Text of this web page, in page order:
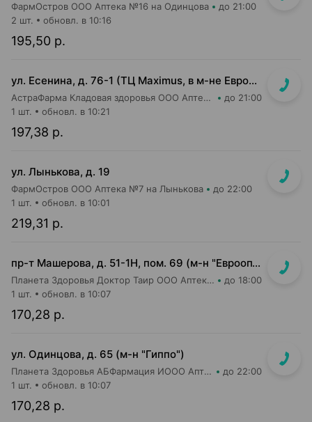
ФармОстров ООО Аптека №16 на Одинцова до 21:00
195,50 р.
2 шт. обновл. в 10:16
ул. Есенина, д. 76-1 (ТЦ Maximus, в м-не Евроопт Super)
АстраФарма Кладовая здоровья ООО Аптека №9 до 21:00
197,38 р.
1 шт. обновл. в 10:21
ул. Лынькова, д. 19
ФармОстров ООО Аптека №7 на Лынькова до 22:00
219,31 р.
1 шт. обновл. в 10:01
пр-т Машерова, д. 51-1Н, пом. 69 (м-н "Евроопт")
Планета Здоровья Доктор Таир ООО Аптека №8 до 18:00
170,28 р.
1 шт. обновл. в 10:07
ул. Одинцова, д. 65 (м-н "Гиппо")
Планета Здоровья АБФармация ИООО Аптека №5 до 22:00
170,28 р.
1 шт. обновл. в 10:07